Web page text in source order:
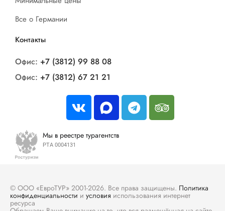
Все о Германии
Контакты
Офис: +7 (3812) 99 88 08
Офис: +7 (3812) 67 21 21
Мы в реестре турагентств
РТА 0004131
© ООО «ЕвроТУР» 2001-2026. Все права защищены. Политика
конфиденциальности и условия использования интернет
ресурса